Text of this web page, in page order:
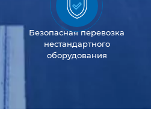
Безопасная перевозка
нестандартного
оборудования